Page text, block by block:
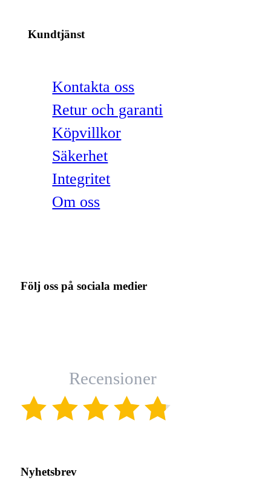
Kundtjänst
Kontakta oss
Retur och garanti
Köpvillkor
Säkerhet
Integritet
Om oss
Följ oss på sociala medier
Recensioner
Nyhetsbrev